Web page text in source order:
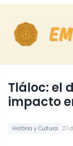
História y Cultura 27
Tláloc: el dios de la lluvia y su
impacto